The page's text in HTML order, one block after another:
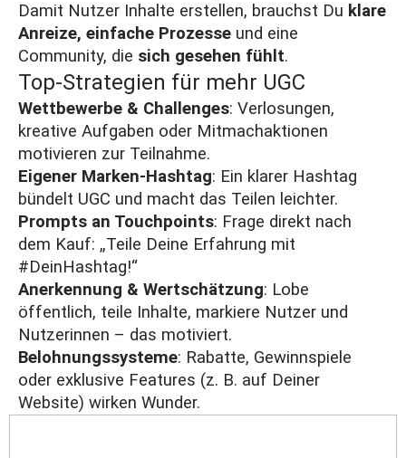
Damit Nutzer Inhalte erstellen, brauchst Du klare
Anreize, einfache Prozesse und eine
Community, die sich gesehen fühlt.
Top-Strategien für mehr UGC
Wettbewerbe & Challenges: Verlosungen,
kreative Aufgaben oder Mitmachaktionen
motivieren zur Teilnahme.
Eigener Marken-Hashtag: Ein klarer Hashtag
bündelt UGC und macht das Teilen leichter.
Prompts an Touchpoints: Frage direkt nach
dem Kauf: „Teile Deine Erfahrung mit
#DeinHashtag!“
Anerkennung & Wertschätzung: Lobe
öffentlich, teile Inhalte, markiere Nutzer und
Nutzerinnen – das motiviert.
Belohnungssysteme: Rabatte, Gewinnspiele
oder exklusive Features (z. B. auf Deiner
Website) wirken Wunder.